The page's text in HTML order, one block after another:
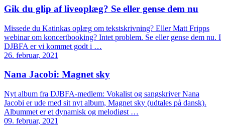
Gik du glip af liveoplæg? Se eller gense dem nu
Missede du Katinkas oplæg om tekstskrivning? Eller Matt Fripps
webinar om koncertbooking? Intet problem. Se eller gense dem nu. I
DJBFA er vi kommet godt i …
26. februar, 2021
Nana Jacobi: Magnet sky
Nyt album fra DJBFA-medlem: Vokalist og sangskriver Nana
Jacobi er ude med sit nyt album, Magnet sky (udtales på dansk).
Albummet er et dynamisk og melodiøst …
09. februar, 2021